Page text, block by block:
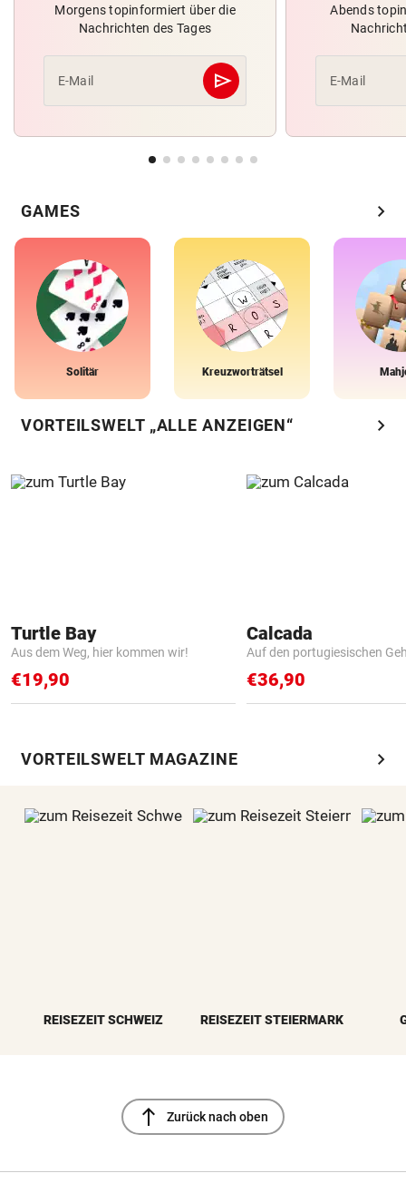
Morgens topinformiert über die
Nachrichten des Tages
E-Mail send
Abschicken
Abends
E-Mail
GAMES chevron_right
Solitär Kreuzworträtsel
VORTEILSWELT „ALLE ANZEIGEN“ chevron_right
Turtle Bay
Aus dem Weg, hier kommen wir!
€19,90
Calcada
Auf den portugiesischen
€36,90
VORTEILSWELT MAGAZINE chevron_right
REISEZEIT SCHWEIZ REISEZEIT STEIERMARK
north Zurück nach oben